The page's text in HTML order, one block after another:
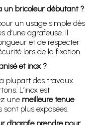
un bricoleur débutant ?
un usage simple dès
d’une agrafeuse. Il
et de respecter
lors de la fixation.
et inox ?
plupart des travaux
L’inox est
une meilleure tenue
plus exposées.